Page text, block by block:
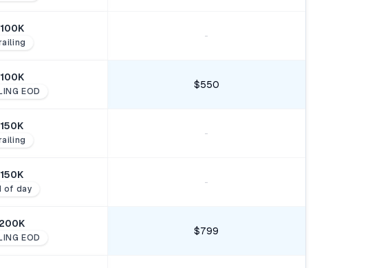
100K
-
100K
EOD
$550
150K
-
150K
of day
-
200K
EOD
$799